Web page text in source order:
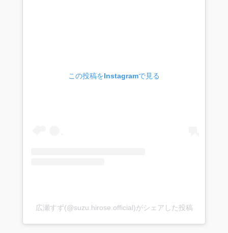
この投稿をInstagramで見る
広瀬すず(@suzu.hirose.official)がシェアした投稿